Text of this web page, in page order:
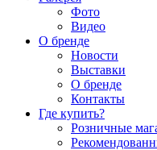
Фото
Видео
О бренде
Новости
Выставки
О бренде
Контакты
Где купить?
Розничные